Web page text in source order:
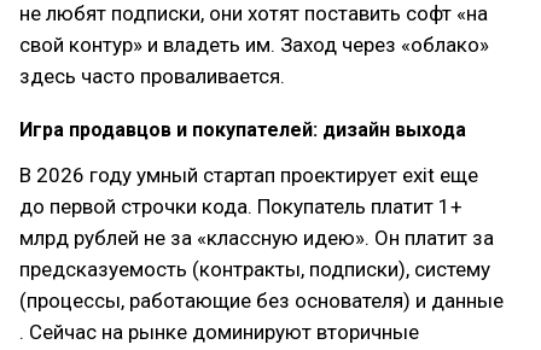
не любят подписки, они хотят поставить софт «на
свой контур» и владеть им. Заход через «облако»
здесь часто проваливается.
Игра продавцов и покупателей: дизайн выхода
В 2026 году умный стартап проектирует exit еще
до первой строчки кода. Покупатель платит 1+
млрд рублей не за «классную идею». Он платит за
предсказуемость (контракты, подписки), систему
(процессы, работающие без основателя) и данные
. Сейчас на рынке доминируют вторичные